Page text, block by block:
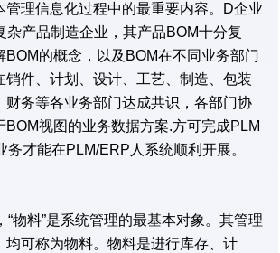
管理信息化过程中的最重要内容。D企业
杂产品制造企业，其产品BOM十分复
BOM的概念，以及BOM在不同业务部门
销件、计划、设计、工艺、制造、包装
财务等各业务部门达成共识，各部门协
BOM视图的业务数据方案.方可完成PLM
务才能在PLM/ERP人系统顺利开展。
物料”是系统管理的最基本对象。其管理
均可称为物料。物料是进行库存、计